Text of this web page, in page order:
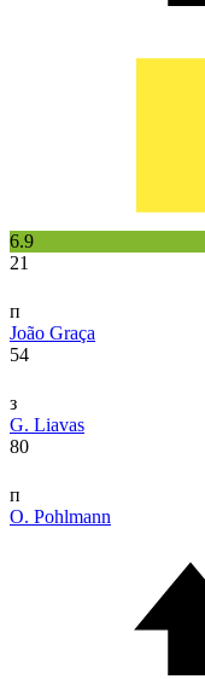
6.9
21
п
João Graça
54
з
G. Liavas
80
п
O. Pohlmann